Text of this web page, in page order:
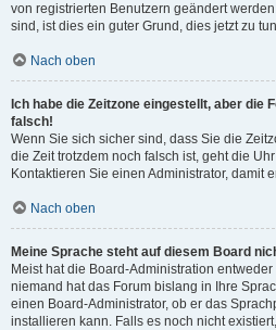
von registrierten Benutzern geändert
sind, ist dies ein guter Grund, dies jetzt zu
Nach oben
Ich habe die Zeitzone eingestellt, aber die
falsch!
Wenn Sie sich sicher sind, dass Sie die
die Zeit trotzdem noch falsch ist, geht die
Kontaktieren Sie einen Administrator, damit
Nach oben
Meine Sprache steht auf diesem Board
Meist hat die Board-Administration
niemand hat das Forum bislang in Ihre
einen Board-Administrator, ob er das
installieren kann. Falls es noch nicht